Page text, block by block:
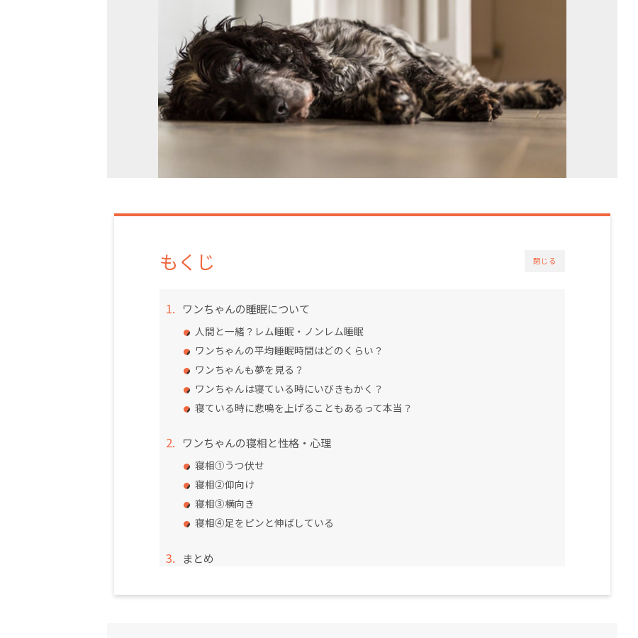
閉じる
もくじ
ワンちゃんの睡眠について
人間と一緒？レム睡眠・ノンレム睡眠
ワンちゃんの平均睡眠時間はどのくらい？
ワンちゃんも夢を見る？
ワンちゃんは寝ている時にいびきもかく？
寝ている時に悲鳴を上げることもあるって本当？
ワンちゃんの寝相と性格・心理
寝相①うつ伏せ
寝相②仰向け
寝相③横向き
寝相④足をピンと伸ばしている
まとめ